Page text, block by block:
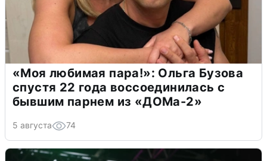
«Моя любимая пара!»: Ольга Бузова
спустя 22 года воссоединилась с
бывшим парнем из «ДОМа-2»
5 августа 74